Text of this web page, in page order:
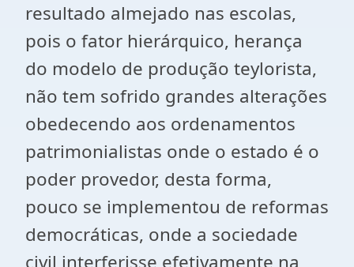
resultado almejado nas escolas,
pois o fator hierárquico, herança
do modelo de produção teylorista,
não tem sofrido grandes alterações
obedecendo aos ordenamentos
patrimonialistas onde o estado é o
poder provedor, desta forma,
pouco se implementou de reformas
democráticas, onde a sociedade
civil interferisse efetivamente na